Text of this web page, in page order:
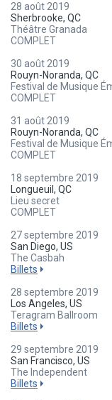
28 août 2019
Sherbrooke, QC
Théâtre Granada
COMPLET
30 août 2019
Rouyn-Noranda, QC
Festival de Musique
COMPLET
31 août 2019
Rouyn-Noranda, QC
Festival de Musique
COMPLET
18 septembre 2019
Longueuil, QC
Lieu secret
COMPLET
27 septembre 2019
San Diego, US
The Casbah
Billets
28 septembre 2019
Los Angeles, US
Teragram Ballroom
Billets
29 septembre 2019
San Francisco, US
The Independent
Billets